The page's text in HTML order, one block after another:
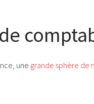
une grande sphère de